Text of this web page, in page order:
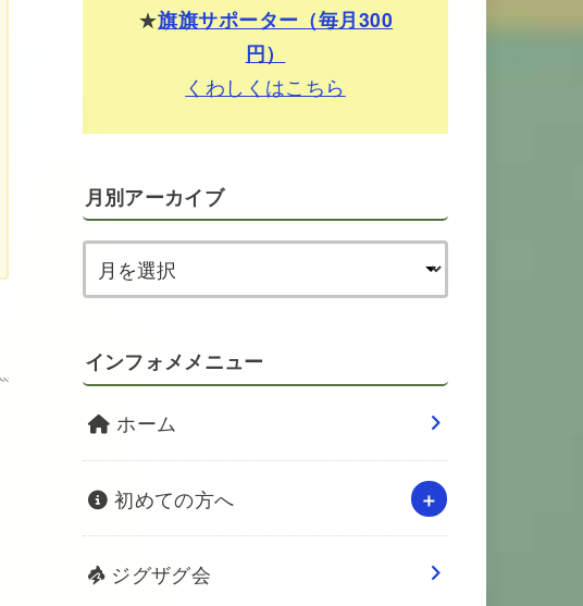
★旗旗サポーター（毎月300
円）
くわしくはこちら
月別アーカイブ
インフォメメニュー
ホーム
初めての方へ
ジグザグ会